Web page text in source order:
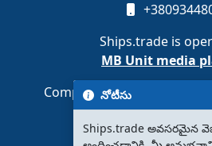
Ships.trade is
MB Unit media
Company code 308087889 ·
నోటీసు
Ships.trade అవసరమైన